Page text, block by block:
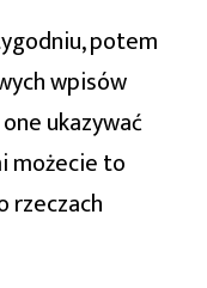
potem
wpisów
ukazywać
możecie to
rzeczach